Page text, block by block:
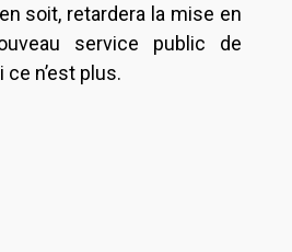
soit, retardera la mise en
service public de
n’est plus.